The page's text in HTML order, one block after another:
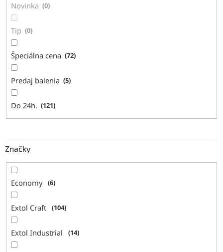
Novinka 0
Tip 0
Špeciálna cena 72
Predaj balenia 5
Do 24h. 121
Značky
Economy 6
Extol Craft 104
Extol Industrial 14